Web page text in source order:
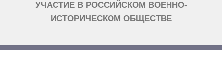
УЧАСТИЕ В РОССИЙСКОМ ВОЕННО-
ИСТОРИЧЕСКОМ ОБЩЕСТВЕ